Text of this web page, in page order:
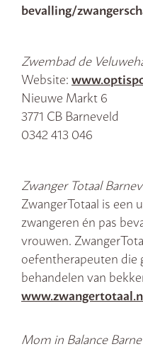
bevalling/
Zwembad de
Website:
Nieuwe Markt 6
3771 CB Barneveld
0342 413 046
Zwanger Totaal
ZwangerTotaal is een
zwangeren én pas
vrouwen.
oefentherapeuten die
behandelen van
Mom in Balance